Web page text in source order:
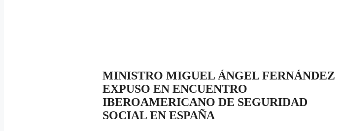
MINISTRO MIGUEL ÁNGEL FERNÁNDEZ
EXPUSO EN ENCUENTRO
IBEROAMERICANO DE SEGURIDAD
SOCIAL EN ESPAÑA